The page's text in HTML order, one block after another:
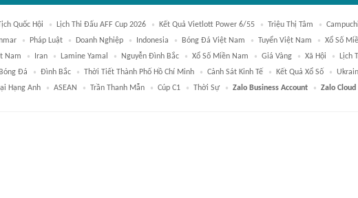
Quốc Hội Lịch Thi Đấu AFF Cup 2026 Kết Quả Vietlott Power 6/55 Triệu Thị Tâm
Pháp Luật Doanh Nghiệp Indonesia Bóng Đá Việt Nam Tuyển Việt Nam Xổ Số
Nam Iran Lamine Yamal Nguyễn Đình Bắc Xổ Số Miền Nam Giá Vàng Xã Hội Lịch
Đá Đình Bắc Thời Tiết Thành Phố Hồ Chí Minh Cảnh Sát Kinh Tế Kết Quả Xổ Số
Hạng Anh ASEAN Trần Thanh Mẫn Cúp C1 Thời Sự Zalo Business Account Zalo Cloud